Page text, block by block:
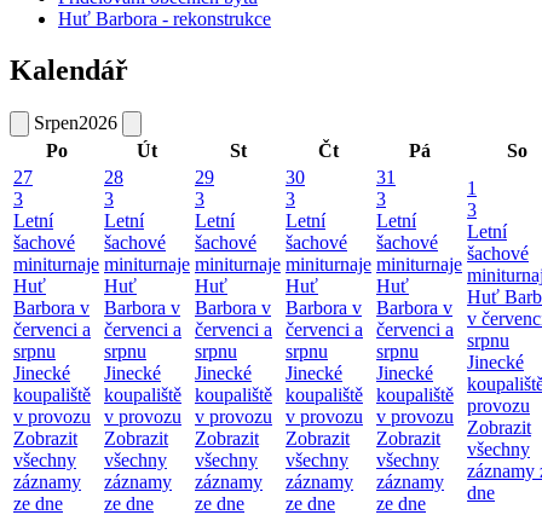
Huť Barbora - rekonstrukce
Kalendář
Srpen2026
Po
Út St Čt Pá
So
27
3
Letní
šachové
miniturnaje
Huť
Barbora v
červenci a
srpnu
Jinecké
koupaliště
v provozu
Zobrazit
všechny
záznamy
ze dne
28
3
Letní
šachové
miniturnaje
Huť
Barbora v
červenci a
srpnu
Jinecké
koupaliště
v provozu
Zobrazit
všechny
záznamy
ze dne
29
3
Letní
šachové
miniturnaje
Huť
Barbora v
červenci a
srpnu
Jinecké
koupaliště
v provozu
Zobrazit
všechny
záznamy
ze dne
30
3
Letní
šachové
miniturnaje
Huť
Barbora v
červenci a
srpnu
Jinecké
koupaliště
v provozu
Zobrazit
všechny
záznamy
ze dne
31
3
Letní
šachové
miniturnaje
Huť
Barbora v
červenci a
srpnu
Jinecké
koupaliště
v provozu
Zobrazit
všechny
záznamy
ze dne
1
3
Letní
šachové
Huť
v
srpnu
Jinecké
provozu
Zobrazit
všechny
záznamy
dne